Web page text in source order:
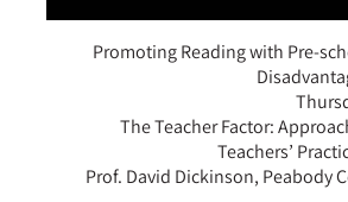
Promoting Reading with Pre-
The Teacher Factor:
Teachers’
Prof. David Dickinson, Peabody